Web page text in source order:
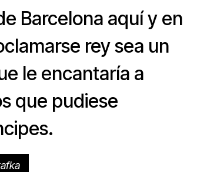
Barcelona aquí y en
rey sea un
le encantaría a
que pudiese